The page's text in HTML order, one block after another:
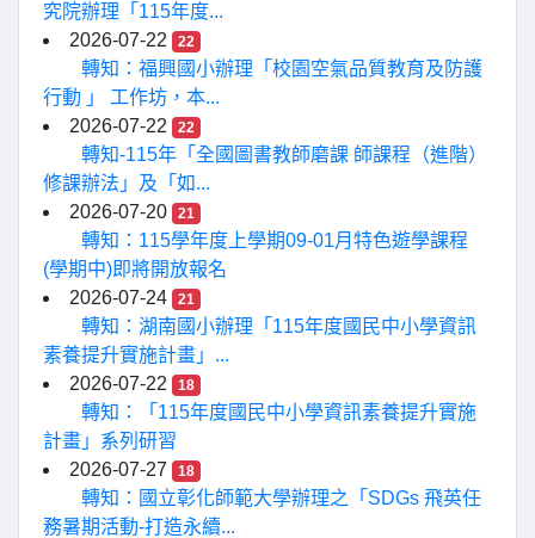
究院辦理「115年度...
2026-07-22
22
轉知：福興國小辦理「校園空氣品質教育及防護
行動 」 工作坊，本...
2026-07-22
22
轉知-115年「全國圖書教師磨課 師課程（進階）
修課辦法」及「如...
2026-07-20
21
轉知：115學年度上學期09-01月特色遊學課程
(學期中)即將開放報名
2026-07-24
21
轉知：湖南國小辦理「115年度國民中小學資訊
素養提升實施計畫」...
2026-07-22
18
轉知：「115年度國民中小學資訊素養提升實施
計畫」系列研習
2026-07-27
18
轉知：國立彰化師範大學辦理之「SDGs 飛英任
務暑期活動-打造永續...